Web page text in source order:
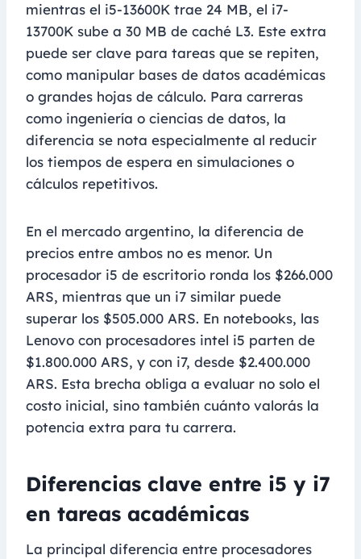
mientras el i5-13600K trae 24 MB, el i7-
13700K sube a 30 MB de caché L3. Este extra
puede ser clave para tareas que se repiten,
como manipular bases de datos académicas
o grandes hojas de cálculo. Para carreras
como ingeniería o ciencias de datos, la
diferencia se nota especialmente al reducir
los tiempos de espera en simulaciones o
cálculos repetitivos.
En el mercado argentino, la diferencia de
precios entre ambos no es menor. Un
procesador i5 de escritorio ronda los $266.000
ARS, mientras que un i7 similar puede
superar los $505.000 ARS. En notebooks, las
Lenovo con procesadores intel i5 parten de
$1.800.000 ARS, y con i7, desde $2.400.000
ARS. Esta brecha obliga a evaluar no solo el
costo inicial, sino también cuánto valorás la
potencia extra para tu carrera.
Diferencias clave entre i5 y i7
en tareas académicas
La principal diferencia entre procesadores